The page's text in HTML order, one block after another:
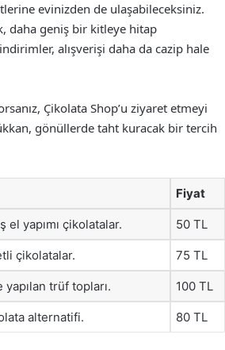
evinizden de ulaşabileceksiniz.
daha geniş bir kitleye hitap
alışverişi daha da cazip hale
Çikolata Shop’u ziyaret etmeyi
gönüllerde taht kuracak bir tercih
Fiyat
el yapımı çikolatalar. 50 TL
çikolatalar. 75 TL
trüf topları. 100 TL
alternatifi. 80 TL